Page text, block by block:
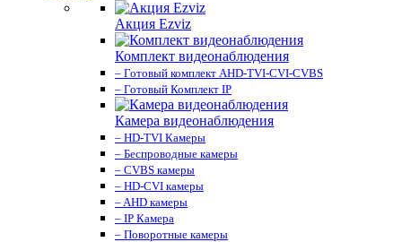
Акция Ezviz
Комплект видеонаблюдения
– Готовый комплект AHD-TVI-CVI-CVBS
– Готовый Комплект IP
Камера видеонаблюдения
– HD-TVI Камеры
– Беспроводные камеры
– CVBS камеры
– HD-CVI камеры
– AHD камеры
– IP Камера
– Поворотные камеры